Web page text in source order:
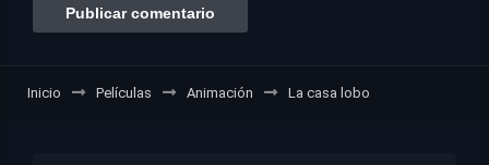
Inicio Películas Animación La casa lobo